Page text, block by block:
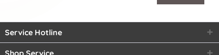
Service Hotline
Shop Service